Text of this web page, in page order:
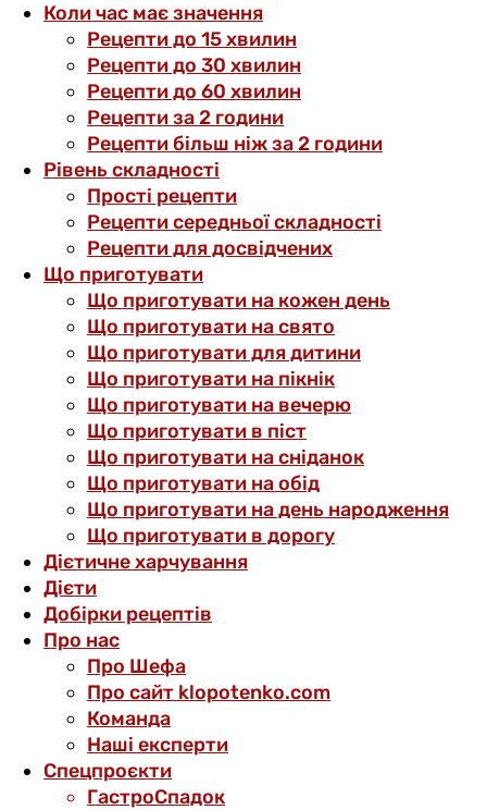
Коли час має значення
Рецепти до 15 хвилин
Рецепти до 30 хвилин
Рецепти до 60 хвилин
Рецепти за 2 години
Рецепти більш ніж за 2 години
Рівень складності
Прості рецепти
Рецепти середньої складності
Рецепти для досвідчених
Що приготувати
Що приготувати на кожен день
Що приготувати на свято
Що приготувати для дитини
Що приготувати на пікнік
Що приготувати на вечерю
Що приготувати в піст
Що приготувати на сніданок
Що приготувати на обід
Що приготувати на день народження
Що приготувати в дорогу
Дієтичне харчування
Дієти
Добірки рецептів
Про нас
Про Шефа
Про сайт klopotenko.com
Команда
Наші експерти
Спецпроєкти
ГастроСпадок